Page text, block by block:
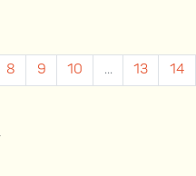
8 9 10 ... 13 14